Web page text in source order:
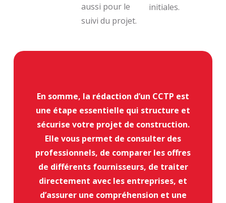
aussi pour le
suivi du projet.
initiales.
En somme, la rédaction d’un CCTP est
une étape essentielle qui structure et
sécurise votre projet de construction.
Elle vous permet de consulter des
professionnels, de comparer les offres
de différents fournisseurs, de traiter
directement avec les entreprises, et
d’assurer une compréhension et une